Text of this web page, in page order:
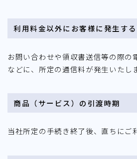
利用料金以外にお客様に発生す
お問い合わせや領収書送信等の際の
などに、所定の通信料が発生いたし
商品（サービス）の引渡時期
当社所定の手続き終了後、直ちにご